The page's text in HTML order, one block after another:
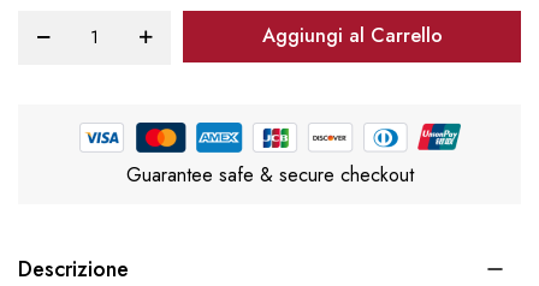
Aggiungi al Carrello
Guarantee safe & secure checkout
Descrizione